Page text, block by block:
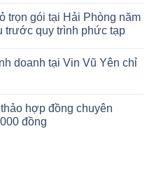
trọn gói tại Hải Phòng năm
trước quy trình phức tạp
doanh tại Vin Vũ Yên chỉ
hợp đồng chuyên
đồng